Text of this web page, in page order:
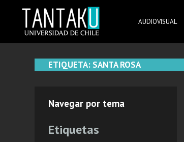
content
AUDIOVISUAL
ETIQUETA: SANTA ROSA
Navegar por tema
Etiquetas